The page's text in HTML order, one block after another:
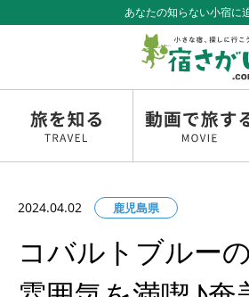
あなたの知らない小宿に
2024.04.02 鹿児島県
コバルトブルー